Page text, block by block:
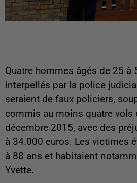
Quatre hommes âgés de 25 à
interpellés par la police
seraient de faux policiers,
commis au moins quatre vols
décembre 2015, avec des
à 34.000 euros. Les victimes
à 88 ans et habitaient
Yvette.